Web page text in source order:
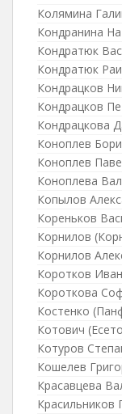
Колямина
Кондранина
Кондратюк
Кондратюк
Кондрацков
Кондрацков
Кондрацкова
Коноплев
Коноплев
Коноплева
Копылов
Кореньков
Корнилов
Корнилов
Коротков
Короткова
Костенко
Котович
Котуров
Кошелев
Красавцева
Красильников